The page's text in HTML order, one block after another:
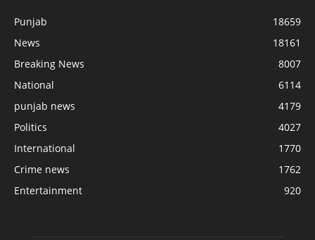
Punjab
18659
News
18161
Breaking News
8007
National
6114
punjab news
4179
Politics
4027
International
1770
Crime news
1762
Entertainment
920